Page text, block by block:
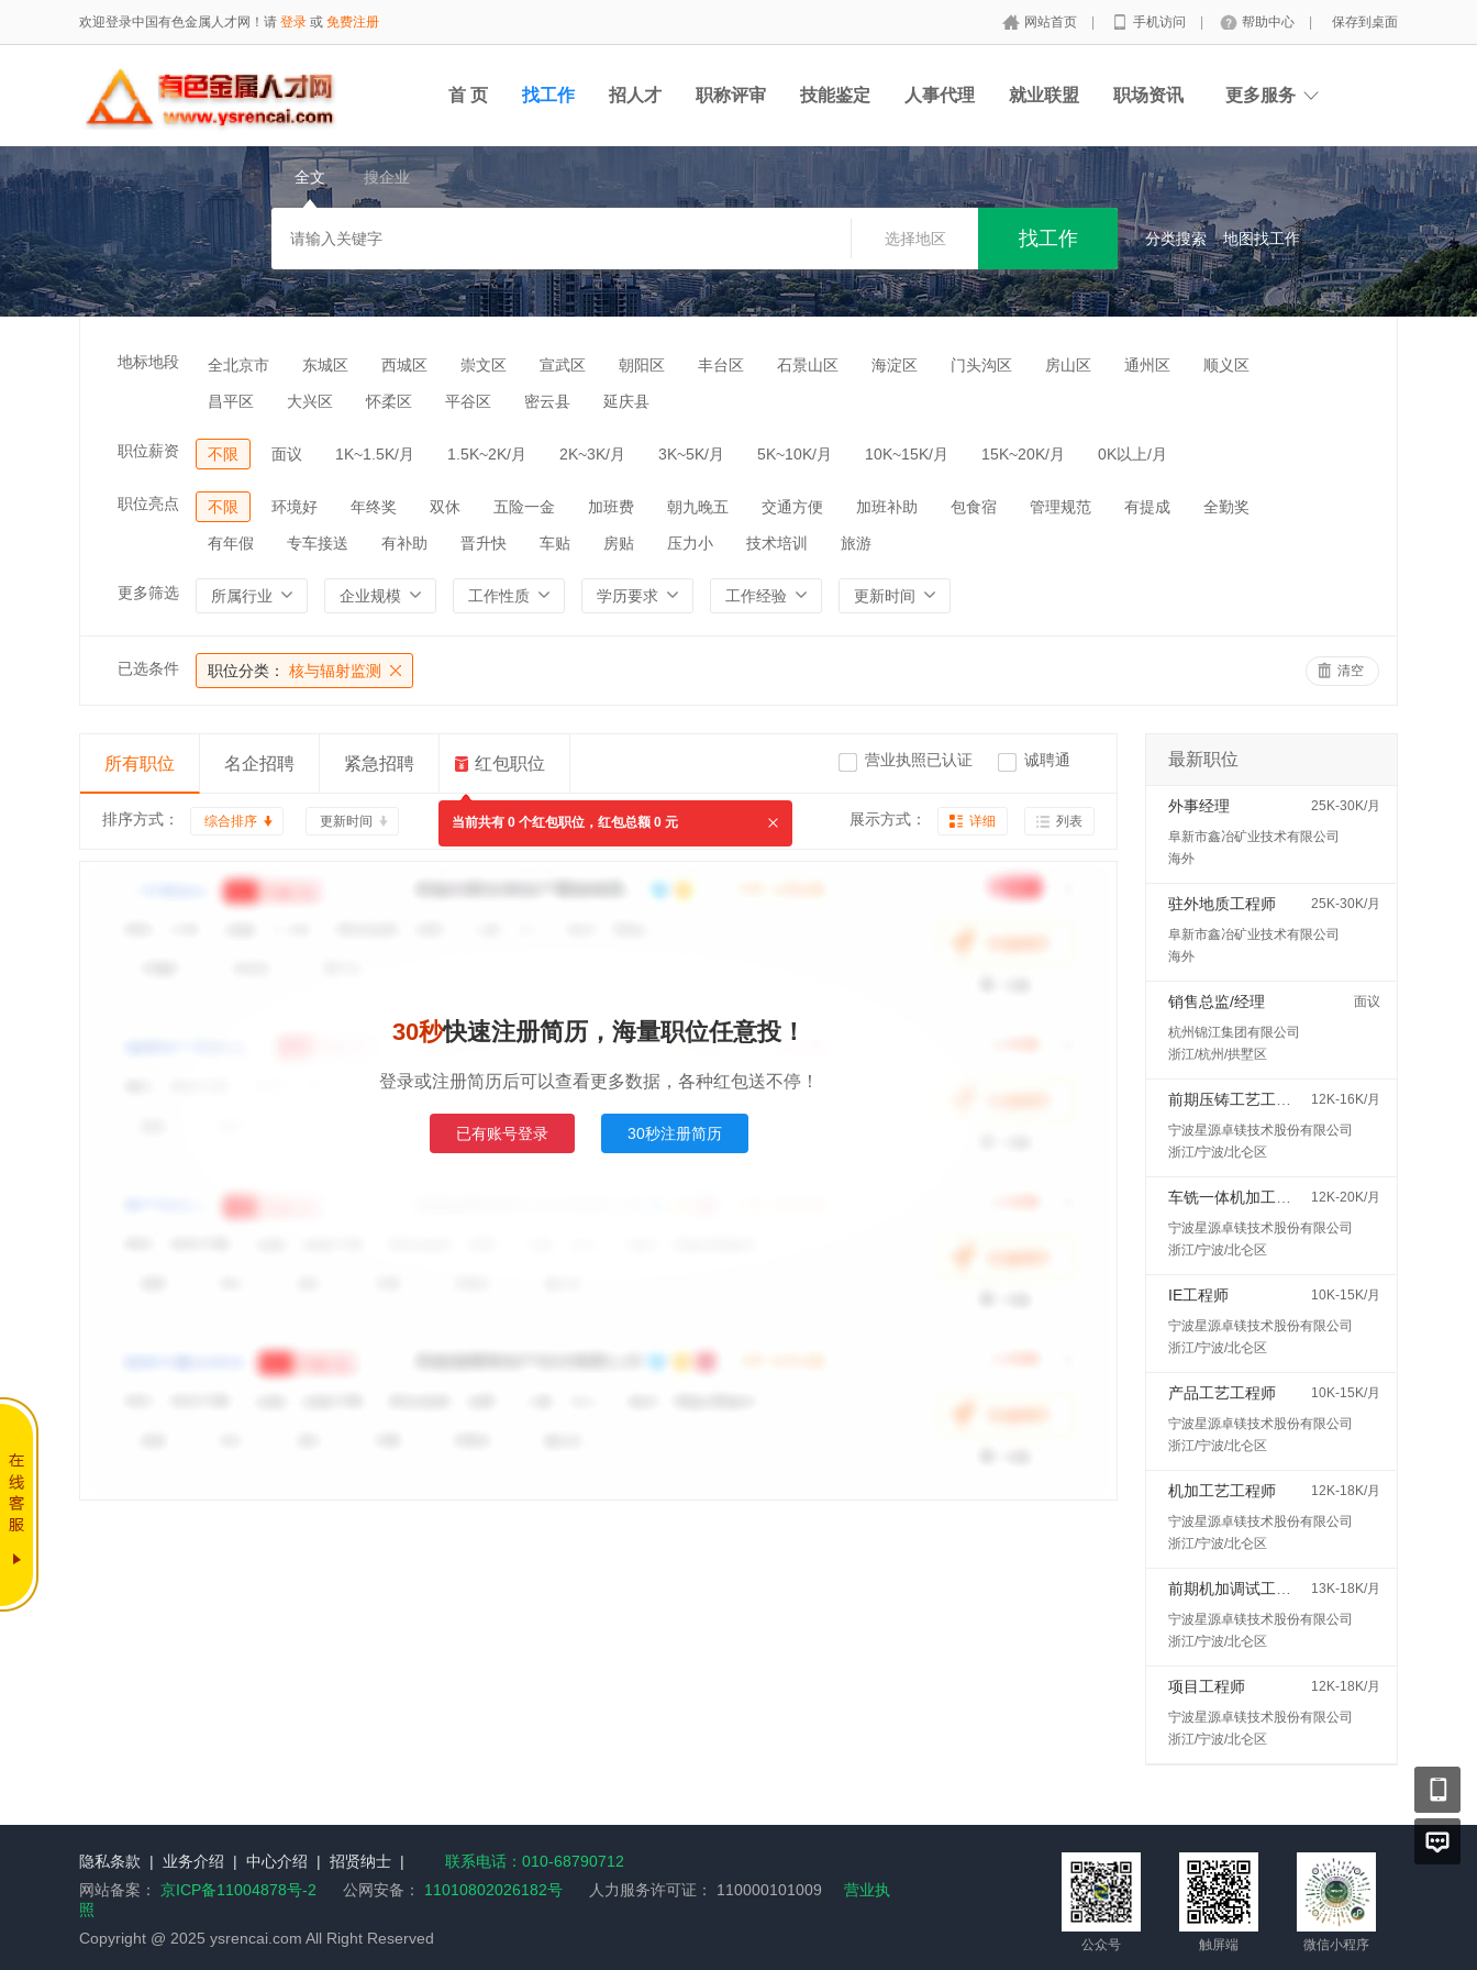
欢迎登录中国有色金属人才网！请 登录 或 免费注册 网站首页 手机访问 帮助中心 保存到桌面
首 页 找工作 招人才 职称评审 技能鉴定 人事代理 就业联盟 职场资讯 更多服务
全文 搜企业
选择地区 分类搜索 地图找工作
地标地段 全北京市 东城区 西城区 崇文区 宣武区 朝阳区 丰台区 石景山区 海淀区 门头沟区 房山区 通州区 顺义区
昌平区 大兴区 怀柔区 平谷区 密云县 延庆县
职位薪资 不限 面议 1K~1.5K/月 1.5K~2K/月 2K~3K/月 3K~5K/月 5K~10K/月 10K~15K/月 15K~20K/月 0K以上/月
职位亮点 不限 环境好 年终奖 双休 五险一金 加班费 朝九晚五 交通方便 加班补助 包食宿 管理规范 有提成 全勤奖
有年假 专车接送 有补助 晋升快 车贴 房贴 压力小 技术培训 旅游
更多筛选 所属行业 企业规模 工作性质 学历要求 工作经验 更新时间
已选条件 职位分类： 核与辐射监测 清空
所有职位 名企招聘 紧急招聘 红包职位
当前共有 0 个红包职位，红包总额 0 元
营业执照已认证 诚聘通
排序方式： 综合排序 更新时间 展示方式： 详细 列表
30秒快速注册简历，海量职位任意投！
登录或注册简历后可以查看更多数据，各种红包送不停！
已有账号登录 30秒注册简历
最新职位
外事经理
25K-30K/月
阜新市鑫冶矿业技术有限公司
海外
驻外地质工程师
25K-30K/月
阜新市鑫冶矿业技术有限公司
海外
销售总监/经理
面议
杭州锦江集团有限公司
浙江/杭州/拱墅区
12K-16K/月
宁波星源卓镁技术股份有限公司
浙江/宁波/北仑区
12K-20K/月
宁波星源卓镁技术股份有限公司
浙江/宁波/北仑区
IE工程师
10K-15K/月
宁波星源卓镁技术股份有限公司
浙江/宁波/北仑区
产品工艺工程师
10K-15K/月
宁波星源卓镁技术股份有限公司
浙江/宁波/北仑区
机加工艺工程师
12K-18K/月
宁波星源卓镁技术股份有限公司
浙江/宁波/北仑区
13K-18K/月
宁波星源卓镁技术股份有限公司
浙江/宁波/北仑区
项目工程师
12K-18K/月
宁波星源卓镁技术股份有限公司
浙江/宁波/北仑区
隐私条款 | 业务介绍 | 中心介绍 | 招贤纳士 |
联系电话：010-68790712
网站备案： 京ICP备11004878号-2 公网安备： 11010802026182号 人力服务许可证： 110000101009
营业执
照
Copyright @ 2025 ysrencai.com All Right Reserved
公众号 触屏端 微信小程序